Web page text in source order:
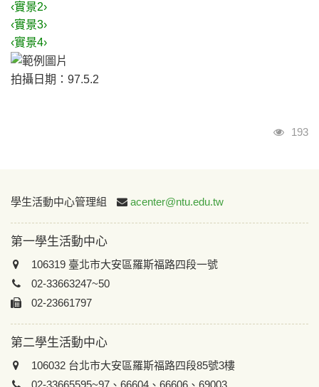
‹實景2›
‹實景3›
‹實景4›
拍攝日期：97.5.2
瀏覽
193
:::
學生活動中心管理組 acenter@ntu.edu.tw
第一學生活動中心
106319 臺北市大安區羅斯福路四段一號
02-33663247~50
02-23661797
第二學生活動中心
106032 台北市大安區羅斯福路四段85號3樓